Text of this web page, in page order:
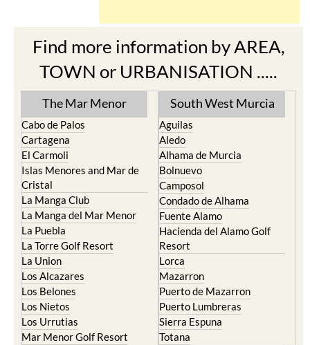
Find more information by AREA,
TOWN or URBANISATION .....
The Mar Menor
Cabo de Palos
Cartagena
El Carmoli
Islas Menores and Mar de
Cristal
La Manga Club
La Manga del Mar Menor
La Puebla
La Torre Golf Resort
La Union
Los Alcazares
Los Belones
Los Nietos
Los Urrutias
Mar Menor Golf Resort
South West Murcia
Aguilas
Aledo
Alhama de Murcia
Bolnuevo
Camposol
Condado de Alhama
Fuente Alamo
Hacienda del Alamo Golf
Resort
Lorca
Mazarron
Puerto de Mazarron
Puerto Lumbreras
Sierra Espuna
Totana